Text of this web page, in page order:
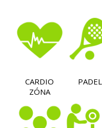
CARDIO
ZÓNA
PADEL